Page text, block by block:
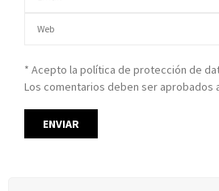
* Acepto la política de protección de
Los comentarios deben ser aprobados